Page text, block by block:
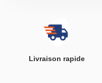
Livraison rapide